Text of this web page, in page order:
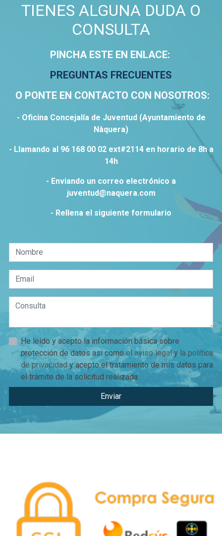
TIENES ALGUNA DUDA O
CONSULTA
PINCHA ESTE EN ENLACE:
PREGUNTAS FRECUENTES
O PONTE EN CONTACTO CON NOSOTROS:
- Oficina Concejalía de Juventud (Ayuntamiento de
Nàquera)
- Llamando al 96 168 00 02 ext#2114 en horario de 8h a
14h
- Enviando un correo electrónico a
juventud@naquera.com
- Rellena el siguiente formulario
He leído y acepto la información básica sobre
protección de datos asi como el aviso legaly la política
de privacidady acepto el tratamiento de mis datos para
el trámite de la solicitud realizada.
Enviar